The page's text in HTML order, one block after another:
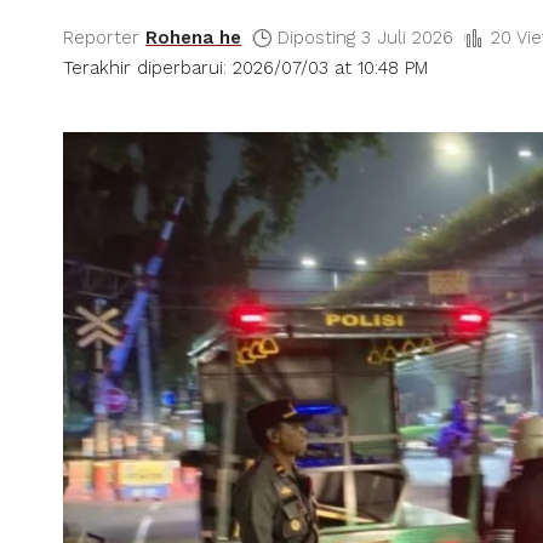
Terakhir diperbarui: 2026/07/03 at 10:48 PM
Reporter Rohena he Diposting 3 Juli 2026 20